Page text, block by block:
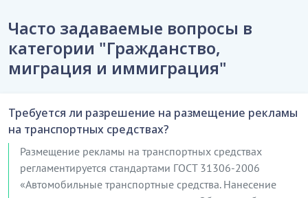
Часто задаваемые вопросы в
категории "Гражданство,
миграция и иммиграция"
Требуется ли разрешение на размещение рекламы
на транспортных средствах?
Размещение рекламы на транспортных средствах
регламентируется стандартами ГОСТ 31306-2006
«Автомобильные транспортные средства. Нанесение